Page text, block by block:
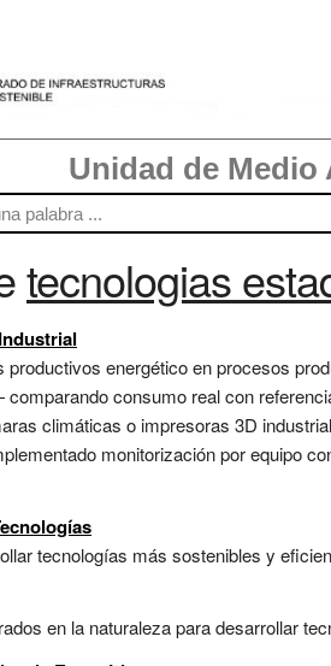
Unidad de Medio
tecnologias
productivos energético en procesos
consumo real con
climáticas o impresoras 3D
monitorización por equipo
tecnologías más sostenibles y
en la naturaleza para desarrollar